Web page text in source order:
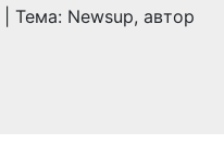
Тема: Newsup, автор